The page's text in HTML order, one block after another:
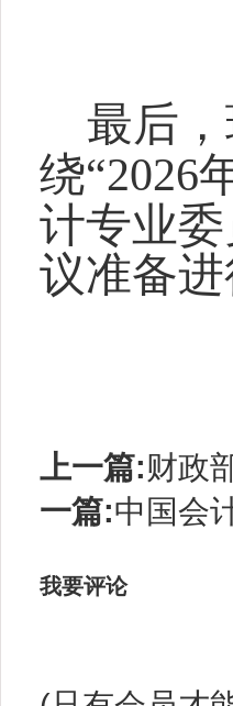
最后
绕“2026
计专业
议准备进
上一篇:财政
一篇:中国会
我要评论